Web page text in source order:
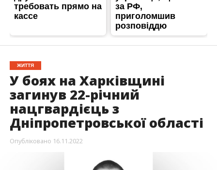
ЖИТТЯ
У боях на Харківщині
загинув 22-річний
нацгвардієць з
Дніпропетровської області
Опубліковано 16.11.2022